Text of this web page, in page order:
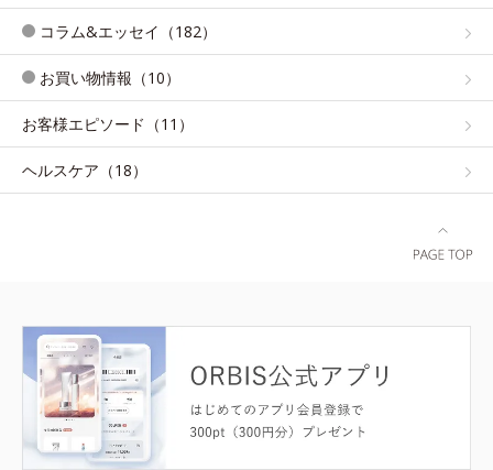
コラム&エッセイ（182）
お買い物情報（10）
お客様エピソード（11）
ヘルスケア（18）